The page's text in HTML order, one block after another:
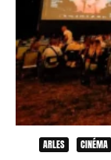
ARLES CINÉMA